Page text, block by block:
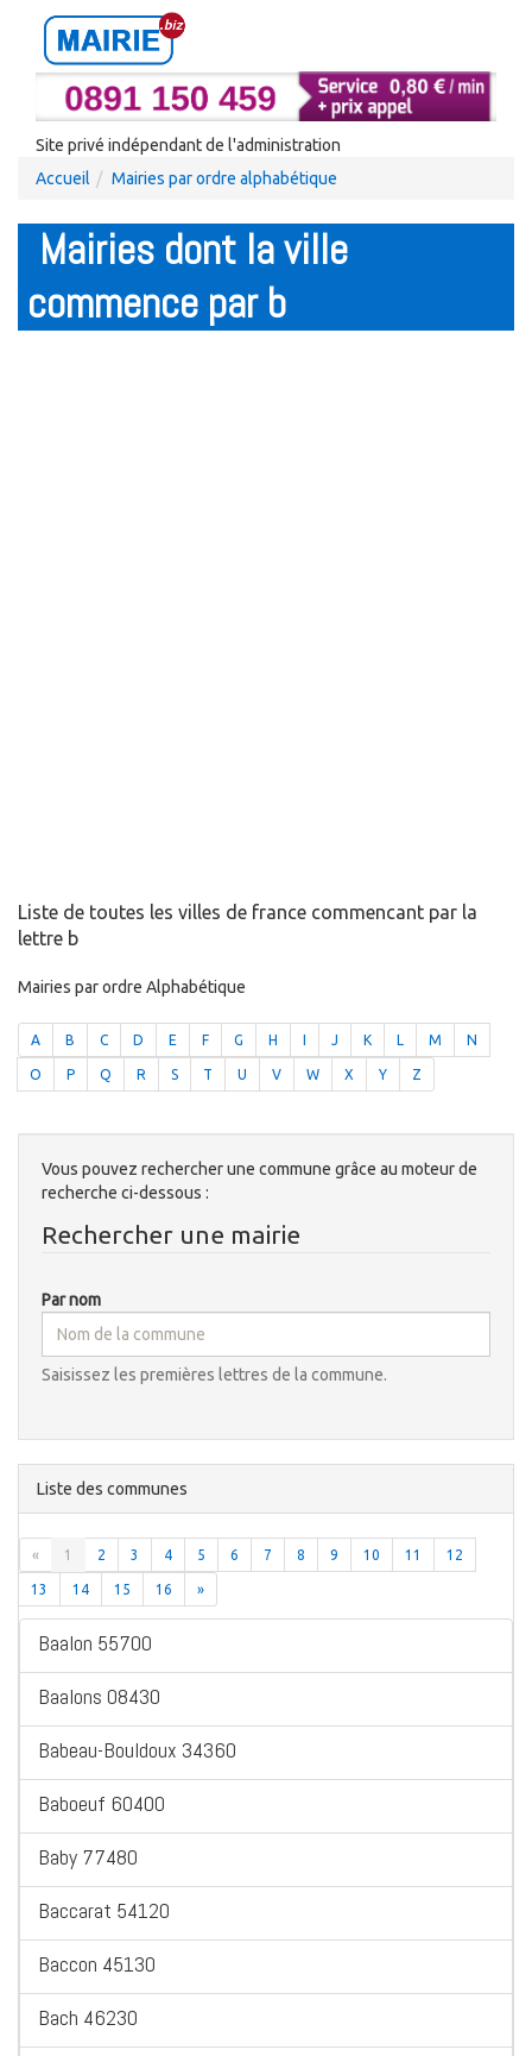
Site privé indépendant de l'administration
Accueil
Mairies par ordre alphabétique
Mairies dont la ville
commence par b
Liste de toutes les villes de france commencant par la
lettre b
Mairies par ordre Alphabétique
A B C D E F G H J K L M N
O P Q R S T U V W X Y Z
Vous pouvez rechercher une commune grâce au moteur de
recherche ci-dessous :
Rechercher une mairie
Par nom
Saisissez les premières lettres de la commune.
Liste des communes
« 1 2 3 4 5 6 7 8 9 10 11 12
13 14 15 16 »
Baalon 55700
Baalons 08430
Babeau-Bouldoux 34360
Baboeuf 60400
Baby 77480
Baccarat 54120
Baccon 45130
Bach 46230